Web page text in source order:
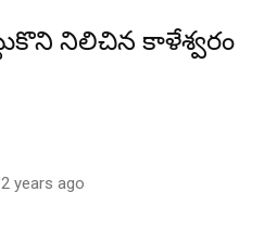
నిలిచిన కాళేశ్వరం
2 years ago